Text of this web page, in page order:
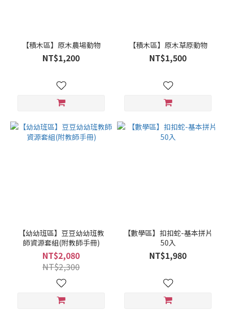
【積木區】原木農場動物
NT$1,200
【積木區】原木草原動物
NT$1,500
【幼幼班區】豆豆幼幼班教
師資源套組(附教師手冊)
NT$2,080
NT$2,300
【數學區】扣扣蛇-基本拼片
50入
NT$1,980